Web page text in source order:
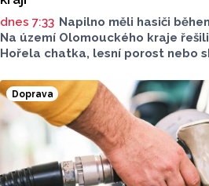
dnes 7:33 Napilno měli hasiči
Na území Olomouckého kraje
Hořela chatka, lesní porost nebo
Doprava